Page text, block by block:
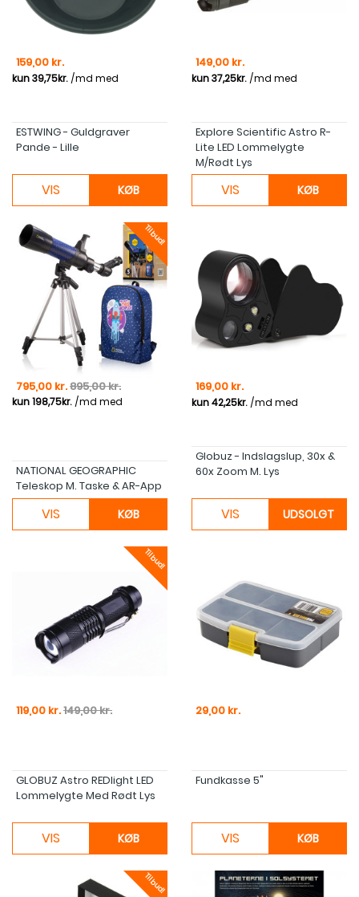
Pris
159,00 kr.
ESTWING - Guldgraver
Pande - Lille
VIS KØB
Pris
149,00 kr.
Explore Scientific Astro R-
Lite LED Lommelygte
M/rødt Lys
VIS KØB
Tilbud!
Pris
795,00 kr.Normal pris
895,00 kr.
NATIONAL GEOGRAPHIC
Teleskop M. Taske & AR-App
VIS KØB
Pris
169,00 kr.
Globuz - Indslagslup, 30x &
60x Zoom M. Lys
VIS UDSOLGT
Tilbud!
Pris
119,00 kr.Normal pris
149,00 kr.
GLOBUZ Astro REDlight LED
Lommelygte Med Rødt Lys
VIS KØB
Pris
29,00 kr.
Fundkasse 5"
VIS KØB
Tilbud!